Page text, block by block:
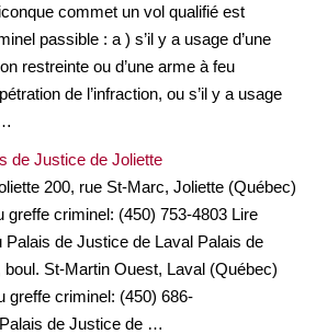
commet un vol qualifié est
passible : a ) s’il y a usage d’une
restreinte ou d’une arme à feu
de l’infraction, ou s’il y a usage
de Justice de Joliette
200, rue St-Marc, Joliette (Québec)
greffe criminel: (450) 753-4803 Lire
de Justice de Laval Palais de
St-Martin Ouest, Laval (Québec)
greffe criminel: (450) 686-
de Justice de …